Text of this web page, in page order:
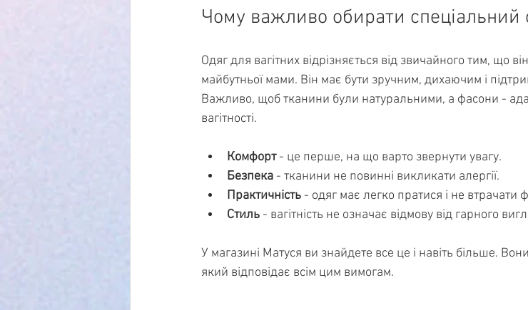
Чому важливо обирати спеціальний
Одяг для вагітних відрізняється від звичайного тим, що
майбутньої мами. Він має бути зручним, дихаючим і
Важливо, щоб тканини були натуральними, а фасони -
вагітності.
Комфорт - це перше, на що варто звернути увагу.
Безпека - тканини не повинні викликати алергії.
Практичність - одяг має легко пратися і не втрачати
Стиль - вагітність не означає відмову від гарного
У магазині Матуся ви знайдете все це і навіть більше.
який відповідає всім цим вимогам.